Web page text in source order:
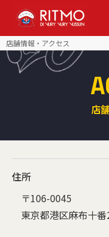
店舗情報・アクセス
店
住所
〒106-0045
東京都港区麻布十